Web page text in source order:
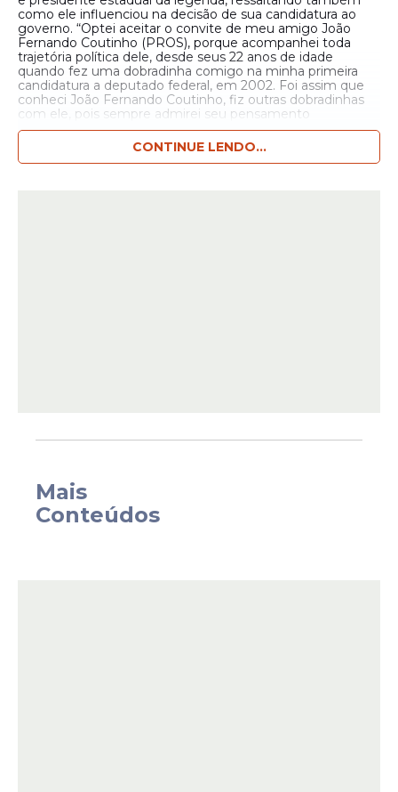
como ele influenciou na decisão de sua candidatura ao
governo. “Optei aceitar o convite de meu amigo João
Fernando Coutinho (PROS), porque acompanhei toda
trajetória política dele, desde seus 22 anos de idade
quando fez uma dobradinha comigo na minha primeira
candidatura a deputado federal, em 2002. Foi assim que
conheci João Fernando Coutinho, fiz outras dobradinhas
com ele, pois sempre admirei seu pensamento
progressista, seu compromisso de esquerda e lutas
sociais,” declarou Rands.No domingo (dia 26), com
passagens por Água Preta e Palmares. Maurício Rands e
candidato a prefeito, e houve a mesma intervenção
Notícias pelo WhatsApp
CONTINUE LENDO...
Mais
Conteúdos